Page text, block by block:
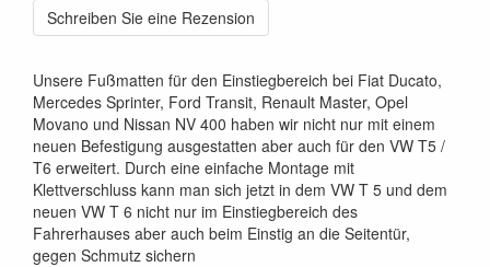
Schreiben Sie eine Rezension
Unsere Fußmatten für den Einstiegbereich bei Fiat Ducato,
Mercedes Sprinter, Ford Transit, Renault Master, Opel
Movano und Nissan NV 400 haben wir nicht nur mit einem
neuen Befestigung ausgestatten aber auch für den VW T5 /
T6 erweitert. Durch eine einfache Montage mit
Klettverschluss kann man sich jetzt in dem VW T 5 und dem
neuen VW T 6 nicht nur im Einstiegbereich des
Fahrerhauses aber auch beim Einstig an die Seitentür,
gegen Schmutz sichern